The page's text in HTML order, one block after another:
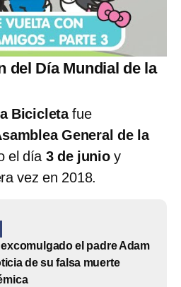
del Día Mundial de la
Bicicletafue
General de la
el día 3 de junioy
vez en 2018.
el padre Adam
de su falsa muerte